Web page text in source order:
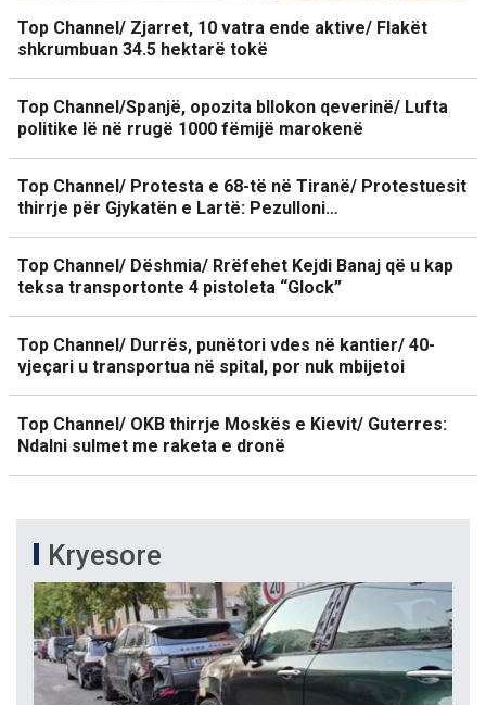
Top Channel/ Zjarret, 10 vatra ende aktive/ Flakët
shkrumbuan 34.5 hektarë tokë
Top Channel/Spanjë, opozita bllokon qeverinë/ Lufta
politike lë në rrugë 1000 fëmijë marokenë
Top Channel/ Protesta e 68-të në Tiranë/ Protestuesit
thirrje për Gjykatën e Lartë: Pezulloni…
Top Channel/ Dëshmia/ Rrëfehet Kejdi Banaj që u kap
teksa transportonte 4 pistoleta “Glock”
Top Channel/ Durrës, punëtori vdes në kantier/ 40-
vjeçari u transportua në spital, por nuk mbijetoi
Top Channel/ OKB thirrje Moskës e Kievit/ Guterres:
Ndalni sulmet me raketa e dronë
Kryesore